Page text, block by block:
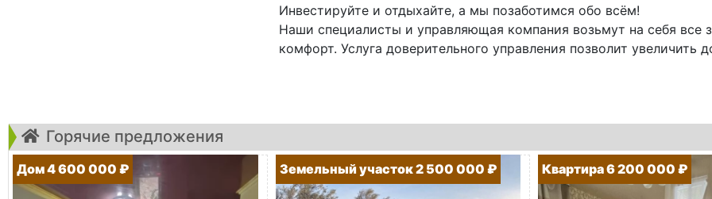
Инвестируйте и отдыхайте, а мы позаботимся обо всём!
Наши специалисты и управляющая компания возьмут на себя
комфорт. Услуга доверительного управления позволит увеличить
Горячие предложения
Дом 4 600 000 ₽ Земельный участок 2 500 000 ₽ Квартира 6 200 000 ₽